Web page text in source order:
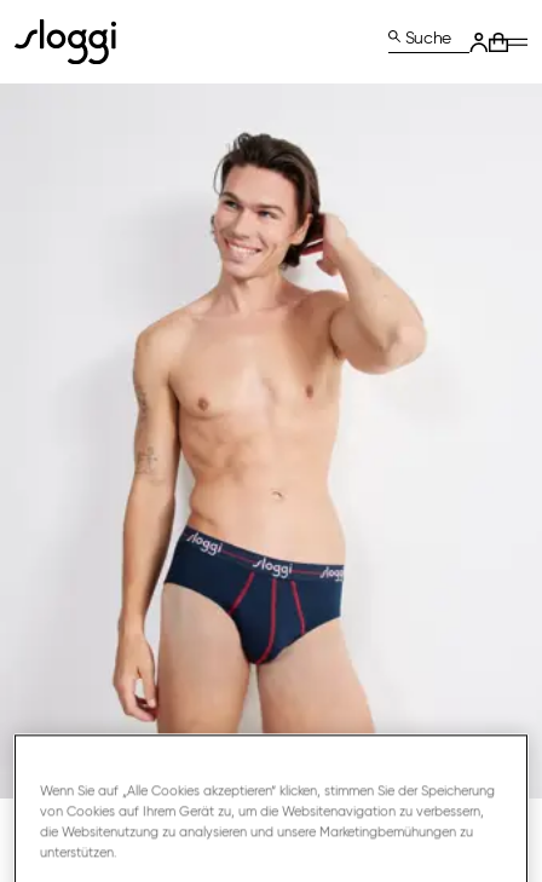
Suche
SLOGGI MEN START
Wenn Sie auf „Alle Cookies akzeptieren“ klicken, stimmen Sie der Speicherung
von Cookies auf Ihrem Gerät zu, um die Websitenavigation zu verbessern,
die Websitenutzung zu analysieren und unsere Marketingbemühungen zu
unterstützen.